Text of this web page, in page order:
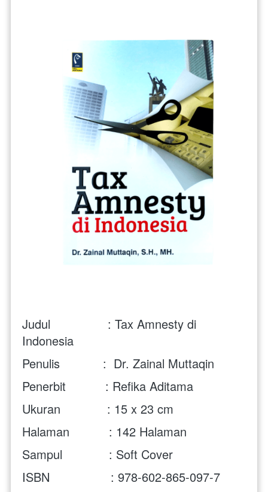
Judul                : Tax Amnesty di
Indonesia
Penulis            :  Dr. Zainal Muttaqin
Penerbit           : Refika Aditama
Ukuran             : 15 x 23 cm
Halaman           : 142 Halaman
Sampul             : Soft Cover
ISBN                 : 978-602-865-097-7